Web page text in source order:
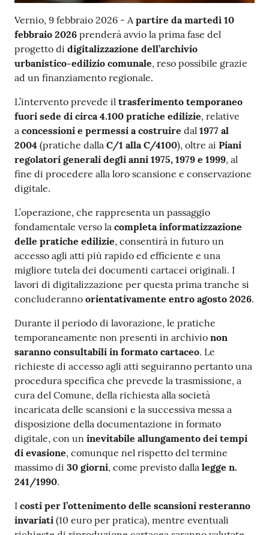
Contenuto
Vernio, 9 febbraio 2026 - Apartire da martedì 10
febbraio 2026 prenderà avvio la prima fase del
progetto di digitalizzazione dell’archivio
urbanistico-edilizio comunale, reso possibile grazie
ad un finanziamento regionale.
L’intervento prevede il trasferimento temporaneo
fuori sede di circa 4.100 pratiche edilizie, relative
a concessioni e permessi a costruire dal 1977 al
2004 (pratiche dalla C/1 alla C/4100), oltre ai Piani
regolatori generali degli anni 1975, 1979 e 1999, al
fine di procedere alla loro scansione e conservazione
digitale.
L’operazione, che rappresenta un passaggio
fondamentale verso la completa informatizzazione
delle pratiche edilizie, consentirà in futuro un
accesso agli atti più rapido ed efficiente e una
migliore tutela dei documenti cartacei originali. I
lavori di digitalizzazione per questa prima tranche si
concluderanno orientativamente entro agosto 2026.
Durante il periodo di lavorazione, le pratiche
temporaneamente non presenti in archivio non
saranno consultabili in formato cartaceo. Le
richieste di accesso agli atti seguiranno pertanto una
procedura specifica che prevede la trasmissione, a
cura del Comune, della richiesta alla società
incaricata delle scansioni e la successiva messa a
disposizione della documentazione in formato
digitale, con un inevitabile allungamento dei tempi
di evasione, comunque nel rispetto del termine
massimo di 30 giorni, come previsto dalla legge n.
241/1990.
I costi per l’ottenimento delle scansioni resteranno
invariati (10 euro per pratica), mentre eventuali